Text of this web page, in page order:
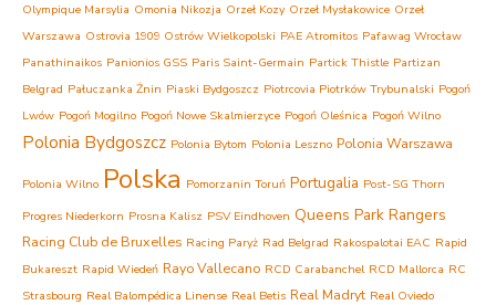
Olympique Marsylia Omonia Nikozja Orzeł Kozy Orzeł Mysłakowice Orzeł
Warszawa Ostrovia 1909 Ostrów Wielkopolski PAE Atromitos Pafawag Wrocław
Panathinaikos Panionios GSS Paris Saint-Germain Partick Thistle Partizan
Belgrad Pałuczanka Żnin Piaski Bydgoszcz Piotrcovia Piotrków Trybunalski Pogoń
Lwów Pogoń Mogilno Pogoń Nowe Skalmierzyce Pogoń Oleśnica Pogoń Wilno
Polonia Bydgoszcz Polonia Bytom Polonia Leszno Polonia Warszawa
Polonia Wilno Polska Pomorzanin Toruń Portugalia Post-SG Thorn
Progres Niederkorn Prosna Kalisz PSV Eindhoven Queens Park Rangers
Racing Club de Bruxelles Racing Paryż Rad Belgrad Rakospalotai EAC Rapid
Bukareszt Rapid Wiedeń Rayo Vallecano RCD Carabanchel RCD Mallorca RC
Strasbourg Real Balompédica Linense Real Betis Real Madryt Real Oviedo